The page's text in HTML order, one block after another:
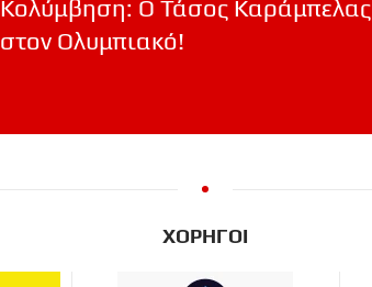
Κολύμβηση: Ο Τάσος Καράμπελας
στον Ολυμπιακό!
ΧΟΡΗΓΟΙ